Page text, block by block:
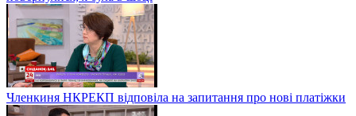
Членкиня НКРЕКП відповіла на запитання про нові платіжки